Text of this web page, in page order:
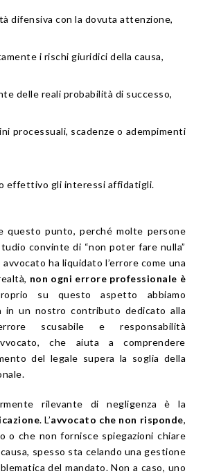
difensiva con la dovuta attenzione,
i rischi giuridici della causa,
delle reali probabilità di successo,
processuali, scadenze o adempimenti
effettivo gli interessi affidatigli.
questo punto, perché molte persone
convinte di “non poter fare nulla”
ha liquidato l’errore come una
non ogni errore professionale è
su questo aspetto abbiamo
in un nostro contributo dedicato alla
scusabile e responsabilità
che aiuta a comprendere
del legale supera la soglia della
rilevante di negligenza è la
. L’avvocato che non risponde,
o che non fornisce spiegazioni chiare
spesso sta celando una gestione
del mandato. Non a caso, uno